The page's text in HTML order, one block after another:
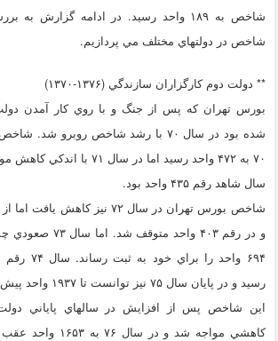
شاخص به ۱۸۹ واحد رسيد. در ادامه گزارش
شاخص در دولتهاي مختلف مي پردازيم.
** دولت دوم كارگزاران سازندگي (۱۳۷۶-۱۳۷۰)
بورس تهران كه پس از جنگ و با روي كار آمدن
شده بود در سال ۷۰ با رشد شاخص روبرو
۷۰ به ۴۷۲ واحد رسيد اما در سال
سال شاهد رقم ۴۳۵ واحد بود.
و در رقم ۴۰۳ واحد
رسيد و در پايان سال ۷۵ نيز توانست تا ۱۹۳۷ واحد پيش روي كند.
اين شاخص پس از افزايش در سالهاي پاياني
كاهشي مواجه شد و در